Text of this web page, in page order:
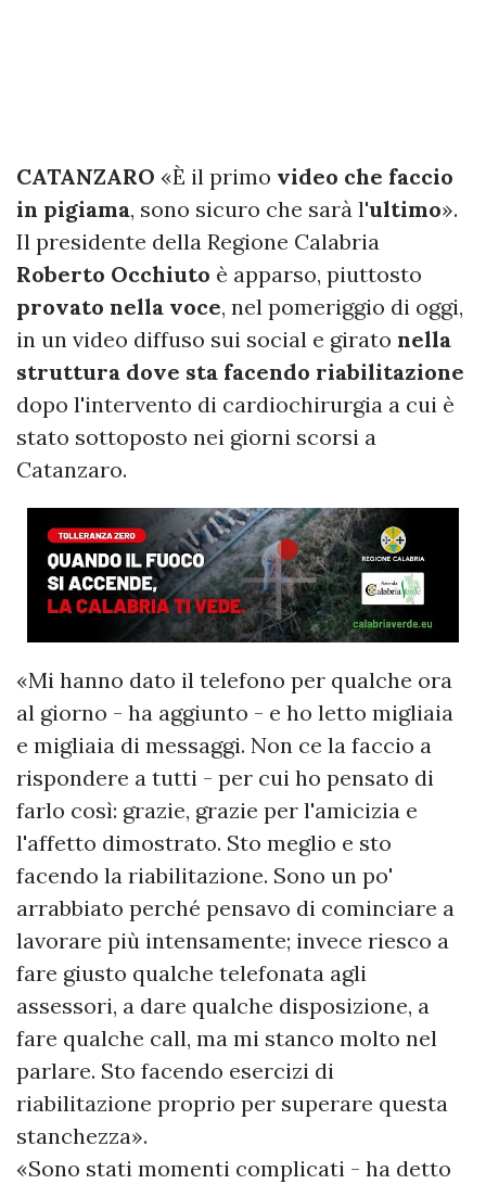
CATANZARO «È il primo video che faccio
in pigiama, sono sicuro che sarà l'ultimo».
Il presidente della Regione Calabria
Roberto Occhiuto è apparso, piuttosto
provato nella voce, nel pomeriggio di oggi,
in un video diffuso sui social e girato nella
struttura dove sta facendo riabilitazione
dopo l'intervento di cardiochirurgia a cui è
stato sottoposto nei giorni scorsi a
Catanzaro.
«Mi hanno dato il telefono per qualche ora
al giorno - ha aggiunto - e ho letto migliaia
e migliaia di messaggi. Non ce la faccio a
rispondere a tutti - per cui ho pensato di
farlo così: grazie, grazie per l'amicizia e
l'affetto dimostrato. Sto meglio e sto
facendo la riabilitazione. Sono un po'
arrabbiato perché pensavo di cominciare a
lavorare più intensamente; invece riesco a
fare giusto qualche telefonata agli
assessori, a dare qualche disposizione, a
fare qualche call, ma mi stanco molto nel
parlare. Sto facendo esercizi di
riabilitazione proprio per superare questa
stanchezza».
«Sono stati momenti complicati - ha detto